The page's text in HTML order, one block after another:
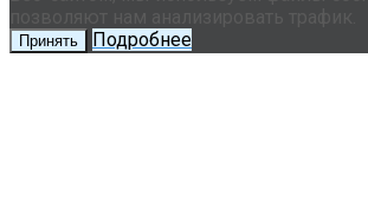
Принять Подробнее